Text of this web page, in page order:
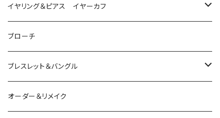
ダイヤモンド
ルビー
猫
カラーストーン
かえる
ルビー
サファイア
鳥
カラーストーン
K10
は虫類
ダイヤモンド
ルビー
うさぎ
アクアマリン
パール
猫
カラーストーン
かえる
イヤリング＆ピアス イヤーカフ
かえる
は虫類
フトアゴ
K10
ブローチ
ブレスレット＆バングル
シルバー
オーダー＆リメイク